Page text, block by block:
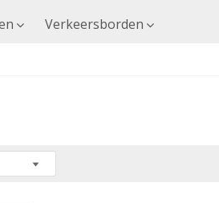
Verkeersborden